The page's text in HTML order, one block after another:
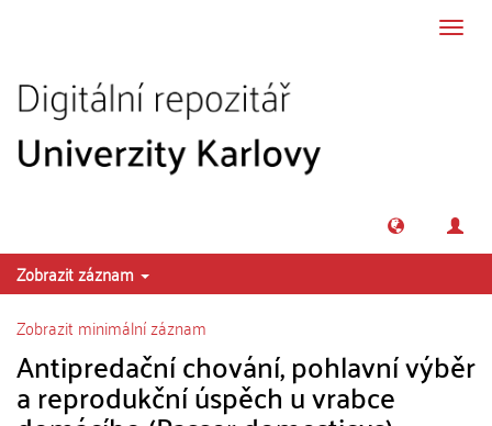
Zobrazit záznam
Zobrazit minimální záznam
Antipredační chování, pohlavní výběr
a reprodukční úspěch u vrabce